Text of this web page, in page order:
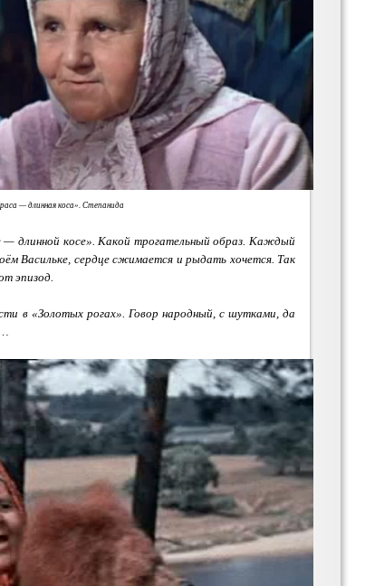
— длинная коса». Степанида
— длинной косе». Какой трогательный образ. Каждый
Васильке, сердце сжимается и рыдать хочется. Так
эпизод.
в «Золотых рогах». Говор народный, с шутками, да